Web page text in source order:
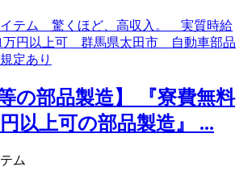
の部品製造】 『寮費無料
以上可の部品製造』 ...
ム